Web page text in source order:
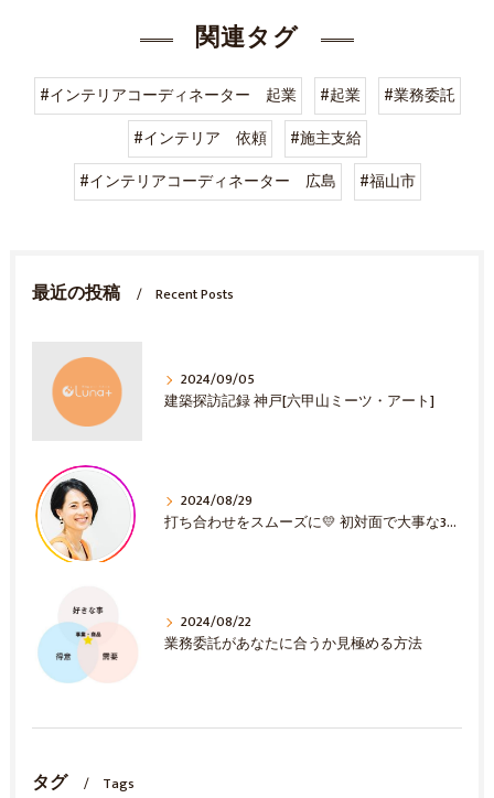
関連タグ
#インテリアコーディネーター 起業 #起業
#業務委託
#インテリア 依頼
#施主支給
#インテリアコーディネーター 広島
#福山市
最近の投稿 Recent Posts
2024/09/05
建築探訪記録 神戸[六甲山ミーツ・アート]
2024/08/29
打ち合わせをスムーズに💛 初対面で大事な3選！
2024/08/22
業務委託があなたに合うか見極める方法
タグ Tags